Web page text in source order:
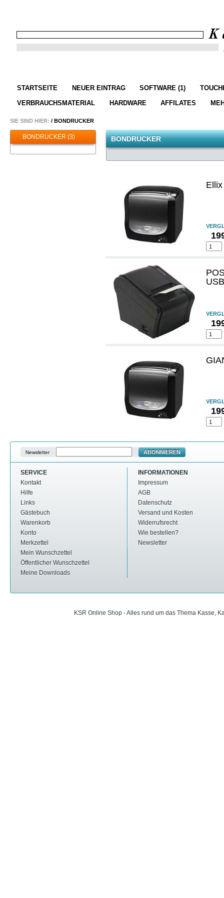
STARTSEITE NEUER EINTRAG SOFTWARE (1)
VERBRAUCHSMATERIAL HARDWARE AFFILATES
SIE SIND HIER: / BONDRUCKER
BONDRUCKER (3) BONDRUCKER
Newsletter ABONNIEREN
SERVICE
Kontakt
Hilfe
Links
Gästebuch
Warenkorb
Konto
Merkzettel
Mein Wunschzettel
Öffentlicher Wunschzettel
Meine Downloads
INFORMATIONEN
Impressum
AGB
Datenschutz
Versand und Kosten
Widerrufsrecht
Wie bestellen?
Newsletter
KSR Online Shop - Alles rund um das Thema Kasse,